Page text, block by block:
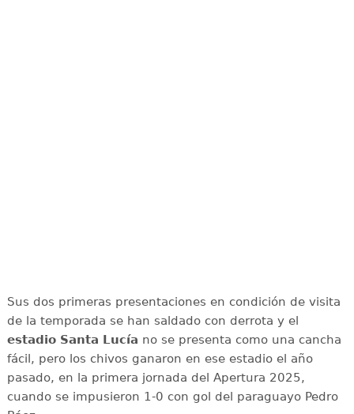
Sus dos primeras presentaciones en condición de visita
de la temporada se han saldado con derrota y el
estadio Santa Lucía no se presenta como una cancha
fácil, pero los chivos ganaron en ese estadio el año
pasado, en la primera jornada del Apertura 2025,
cuando se impusieron 1-0 con gol del paraguayo Pedro